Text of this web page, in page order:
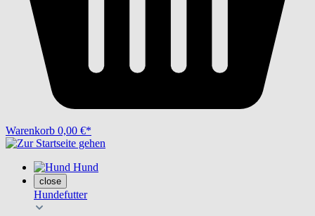
Warenkorb 0,00 €*
Hund
close
Hundefutter